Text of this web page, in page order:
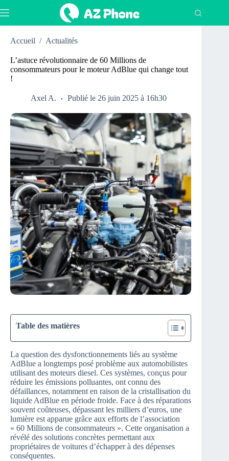
au
Accueil / Actualités
L’astuce révolutionnaire de 60 Millions de
consommateurs pour le moteur AdBlue qui change tout
!
Axel A. Publié le 26 juin 2025 à 16h30
Table des matières
La question des dysfonctionnements liés au système
AdBlue a longtemps posé problème aux automobilistes
utilisant des moteurs diesel. Ces systèmes, conçus pour
réduire les émissions polluantes, ont connu des
défaillances, notamment en raison de la cristallisation du
liquide AdBlue en période froide. Face à des réparations
souvent coûteuses, dépassant les milliers d’euros, une
lumière est apparue grâce aux efforts de l’association
« 60 Millions de consommateurs ». Cette organisation a
révélé des solutions concrètes permettant aux
propriétaires de voitures d’échapper à des dépenses
conséquentes.